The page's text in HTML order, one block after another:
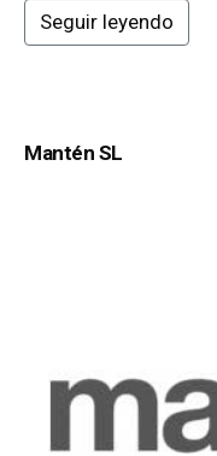
Seguir leyendo
Mantén SL